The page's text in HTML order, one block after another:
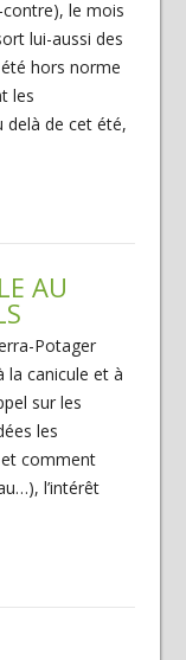
contre), le mois
lui-aussi des
hors norme
les
delà de cet été,
AU
Potager
canicule et à
sur les
les
et comment
l’intérêt